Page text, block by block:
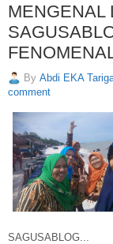
MENGENAL
By Abdi EKA
comment
SAGUSABLOG...